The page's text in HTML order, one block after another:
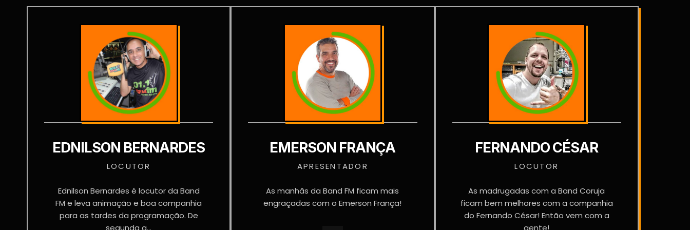
EDNILSON BERNARDES
LOCUTOR
Ednilson Bernardes é locutor da Band
FM e leva animação e boa companhia
para as tardes da programação. De
segunda a...
EMERSON FRANÇA
APRESENTADOR
As manhãs da Band FM ficam mais
engraçadas com o Emerson França!
FERNANDO CÉSAR
LOCUTOR
As madrugadas com a Band Coruja
ficam bem melhores com a companhia
do Fernando César! Então vem com a
gente!